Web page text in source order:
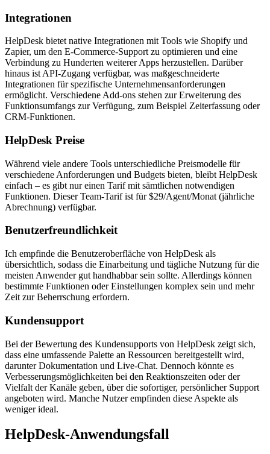
Integrationen
HelpDesk bietet native Integrationen mit Tools wie Shopify und
Zapier, um den E-Commerce-Support zu optimieren und eine
Verbindung zu Hunderten weiterer Apps herzustellen. Darüber
hinaus ist API-Zugang verfügbar, was maßgeschneiderte
Integrationen für spezifische Unternehmensanforderungen
ermöglicht. Verschiedene Add-ons stehen zur Erweiterung des
Funktionsumfangs zur Verfügung, zum Beispiel Zeiterfassung oder
CRM-Funktionen.
HelpDesk Preise
Während viele andere Tools unterschiedliche Preismodelle für
verschiedene Anforderungen und Budgets bieten, bleibt HelpDesk
einfach – es gibt nur einen Tarif mit sämtlichen notwendigen
Funktionen. Dieser Team-Tarif ist für $29/Agent/Monat (jährliche
Abrechnung) verfügbar.
Benutzerfreundlichkeit
Ich empfinde die Benutzeroberfläche von HelpDesk als
übersichtlich, sodass die Einarbeitung und tägliche Nutzung für die
meisten Anwender gut handhabbar sein sollte. Allerdings können
bestimmte Funktionen oder Einstellungen komplex sein und mehr
Zeit zur Beherrschung erfordern.
Kundensupport
Bei der Bewertung des Kundensupports von HelpDesk zeigt sich,
dass eine umfassende Palette an Ressourcen bereitgestellt wird,
darunter Dokumentation und Live-Chat. Dennoch könnte es
Verbesserungsmöglichkeiten bei den Reaktionszeiten oder der
Vielfalt der Kanäle geben, über die sofortiger, persönlicher Support
angeboten wird. Manche Nutzer empfinden diese Aspekte als
weniger ideal.
HelpDesk-Anwendungsfall